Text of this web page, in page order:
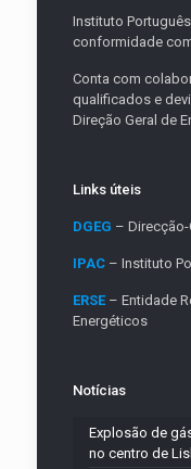
Instituto
conformidade
Conta com
qualificados e
Direção Geral de
Links úteis
DGEG – Direcção-
IPAC– Instituto
ERSE– Entidade
Energéticos
Notícias
Explosão de
no centro de